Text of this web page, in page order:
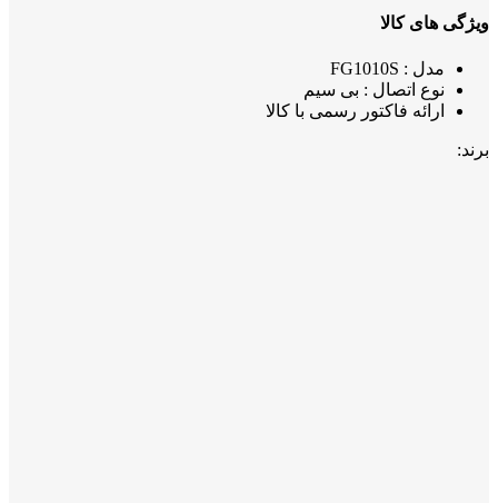
ویژگی های کالا
مدل : FG1010S
نوع اتصال : بی سیم
ارائه فاکتور رسمی با کالا
برند: